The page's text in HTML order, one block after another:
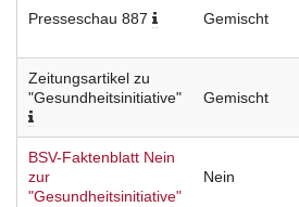
Presseschau 887 Gemischt
Zeitungsartikel zu
"Gesundheitsinitiative"
Gemischt
BSV-Faktenblatt Nein
zur
"Gesundheitsinitiative"
Nein